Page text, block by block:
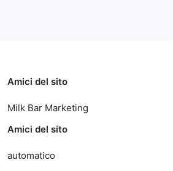
Amici del sito
Milk Bar Marketing
Amici del sito
automatico